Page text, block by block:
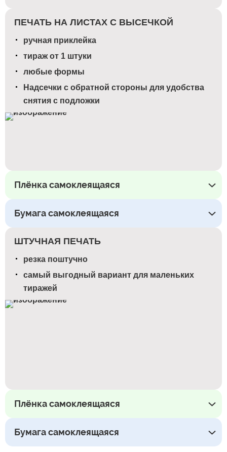
ПЕЧАТЬ НА ЛИСТАХ С ВЫСЕЧКОЙ
ручная приклейка
тираж от 1 штуки
любые формы
Надсечки с обратной стороны для удобства
снятия с подложки
Плёнка самоклеящаяся
Бумага самоклеящаяся
ШТУЧНАЯ ПЕЧАТЬ
резка поштучно
самый выгодный вариант для маленьких
тиражей
Плёнка самоклеящаяся
Бумага самоклеящаяся